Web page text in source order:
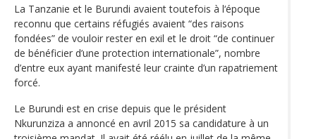
La Tanzanie et le Burundi avaient toutefois à l‘époque
reconnu que certains réfugiés avaient “des raisons
fondées” de vouloir rester en exil et le droit “de continuer
de bénéficier d’une protection internationale”, nombre
d’entre eux ayant manifesté leur crainte d’un rapatriement
forcé.
Le Burundi est en crise depuis que le président
Nkurunziza a annoncé en avril 2015 sa candidature à un